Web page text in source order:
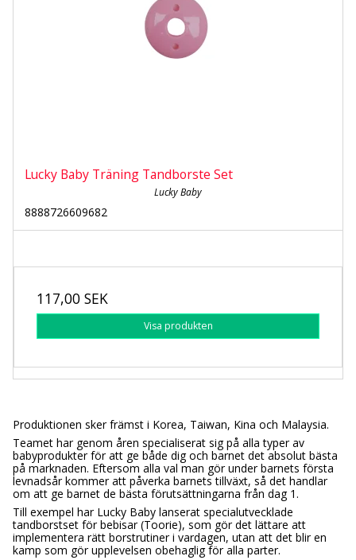
Lucky Baby Träning Tandborste Set
Lucky Baby
8888726609682
117,00 SEK
Visa produkten
Produktionen sker främst i Korea, Taiwan, Kina och Malaysia.
Teamet har genom åren specialiserat sig på alla typer av
babyprodukter för att ge både dig och barnet det absolut bästa
på marknaden. Eftersom alla val man gör under barnets första
levnadsår kommer att påverka barnets tillväxt, så det handlar
om att ge barnet de bästa förutsättningarna från dag 1.
Till exempel har Lucky Baby lanserat specialutvecklade
tandborstset för bebisar (Toorie), som gör det lättare att
implementera rätt borstrutiner i vardagen, utan att det blir en
kamp som gör upplevelsen obehaglig för alla parter.